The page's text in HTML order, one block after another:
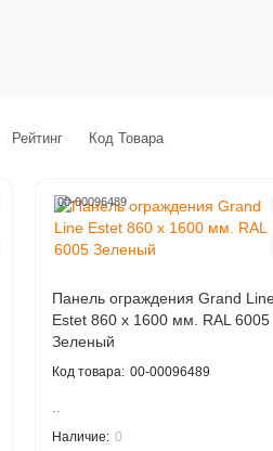
Рейтинг Код Товара
00-00096489
Панель ограждения Grand
Estet 860 х 1600 мм. RAL 6005
Зеленый
00-00096489
0